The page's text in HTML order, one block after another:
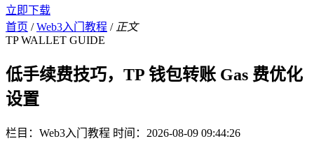
立即下载
首页 / Web3入门教程 / 正文
TP WALLET GUIDE
低手续费技巧，TP 钱包转账 Gas 费优化
设置
栏目：Web3入门教程 时间：2026-08-09 09:44:26